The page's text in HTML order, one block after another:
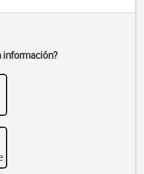
información?